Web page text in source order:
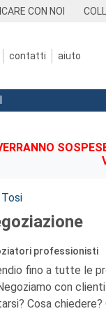
CON NOI
contatti aiuto
professionisti
fino a tutte le
con
Cosa